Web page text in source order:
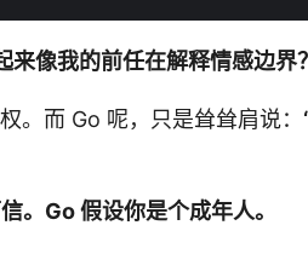
像我的前任在解释情感边界？
。而 Go 呢，只是耸耸肩说：
。Go 假设你是个成年人。